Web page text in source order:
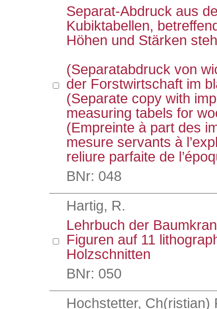
Separat-Abdruck aus
Kubiktabellen,
Höhen und Stärken
(Separatabdruck von
der Forstwirtschaft im
(Separate copy with
measuring tabels for
(Empreinte à part des
mesure servants à
reliure parfaite de
BNr: 048
Hartig, R.
Lehrbuch der
Figuren auf 11
Holzschnitten
BNr: 050
Hochstetter, Ch(ristian)